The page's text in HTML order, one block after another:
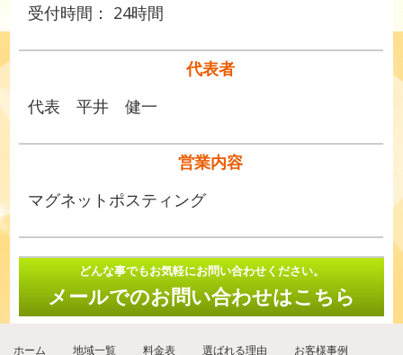
受付時間： 24時間
代表者
代表 平井 健一
営業内容
マグネットポスティング
どんな事でもお気軽にお問い合わせください。
メールでのお問い合わせはこちら
ホーム 地域一覧 料金表 選ばれる理由 お客様事例